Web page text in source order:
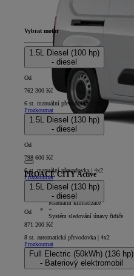
PROACE CITY Active
5D - Panel Van Long
+
Manuální klimatizace
+
Systém sledování únavy řidiče
Vybrat motor
1.5L Diesel (100 hp)
- diesel
Od
762 300 Kč
6 st. manuální převodovka | 4x2
Prozkoumat
1.5L Diesel (130 hp)
- diesel
Od
798 600 Kč
6 st. manuální převodovka | 4x2
Prozkoumat
1.5L Diesel (130 hp)
- diesel
Od
871 200 Kč
8 st. automatická převodovka | 4x2
Prozkoumat
Full Electric (50kWh) (136 hp)
- Bateriový elektromobil